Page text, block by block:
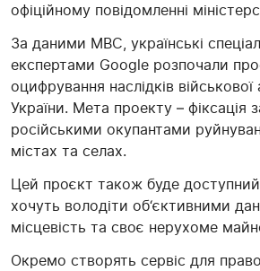
офіційному повідомленні
За даними МВС, українські
експертами Google розпочали
оцифрування наслідків військової
України. Мета проекту – фіксація
російськими окупантами
містах та селах.
Цей проєкт також буде
хочуть володіти об‘єктивними
місцевість та своє нерухоме
Окремо створять сервіс для